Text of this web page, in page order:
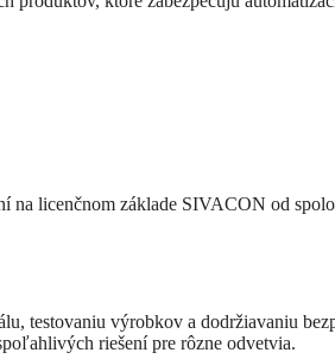
na licenčnom základe SIVACON od
testovaniu výrobkov a dodržiavaniu
riešení pre rôzne odvetvia.